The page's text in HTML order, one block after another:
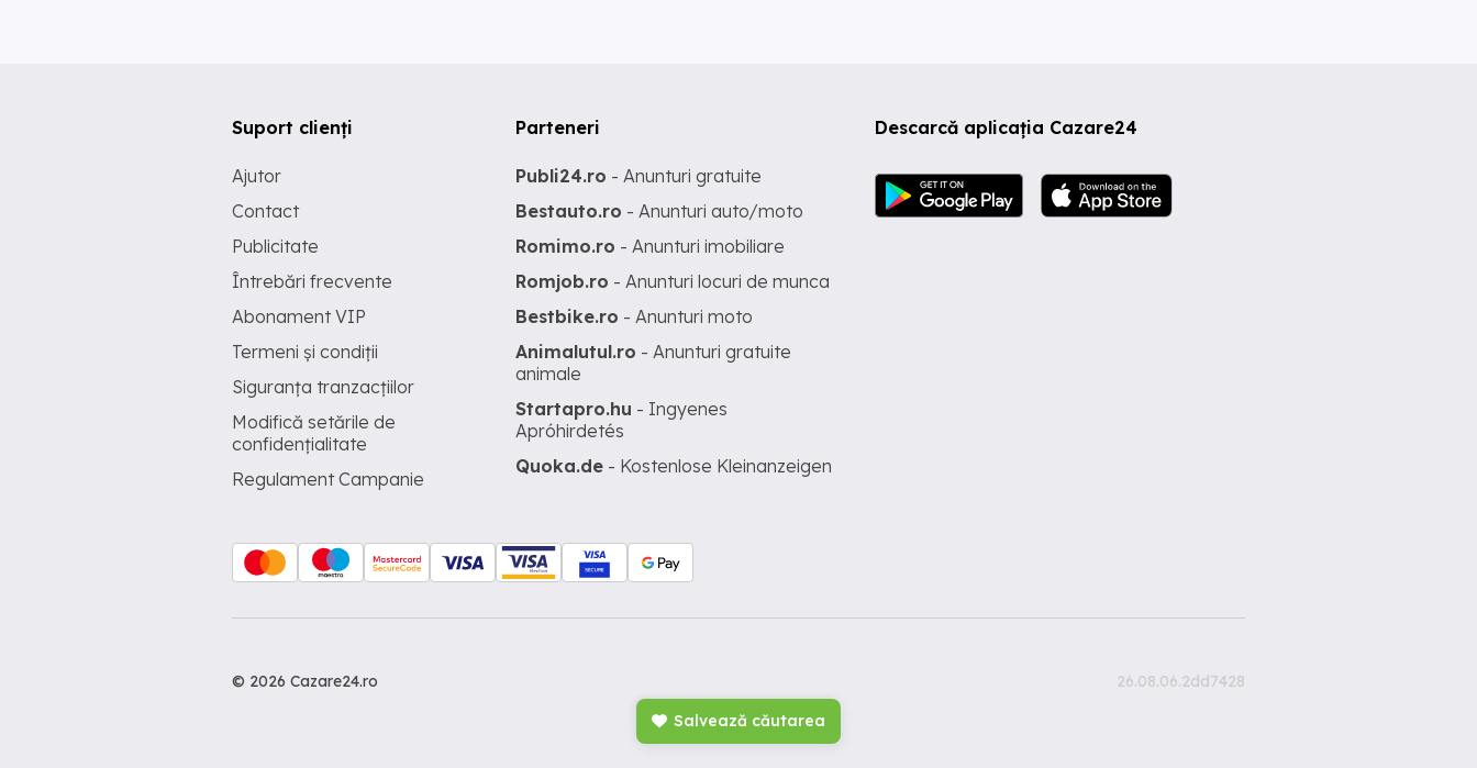
Salvează căutarea
Descarcă aplicația Cazare24
Suport clienți
Ajutor
Contact
Publicitate
Întrebări frecvente
Abonament VIP
Termeni și condiții
Siguranța tranzacțiilor
Modifică setările de
confidențialitate
Regulament Campanie
Parteneri
Publi24.ro - Anunturi gratuite
Bestauto.ro - Anunturi auto/moto
Romimo.ro - Anunturi imobiliare
Romjob.ro - Anunturi locuri de munca
Bestbike.ro - Anunturi moto
Animalutul.ro - Anunturi gratuite
animale
Startapro.hu - Ingyenes
Apróhirdetés
Quoka.de - Kostenlose Kleinanzeigen
© 2026 Cazare24.ro 26.08.06.2dd7428